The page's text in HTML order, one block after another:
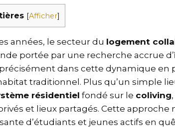
[Afficher]
années, le secteur du logement
portée par une recherche accrue d’
précisément dans cette dynamique en
traditionnel. Plus qu’un simple
résidentiel fondé sur le coliving
et lieux partagés. Cette approche
d’étudiants et jeunes actifs en